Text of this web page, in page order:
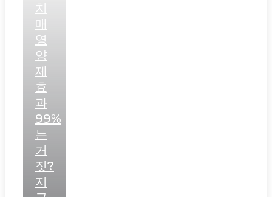
치
매
영
양
제
효
과
99%
는
거
짓?
지